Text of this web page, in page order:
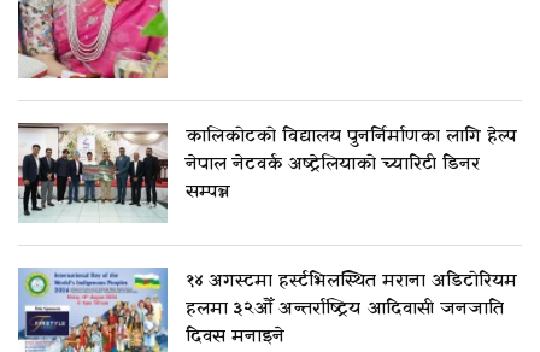
कालिकोटको विद्यालय पुनर्निर्माणका लागि हेल्प
नेपाल नेटवर्क अष्ट्रेलियाको च्यारिटी डिनर
सम्पन्न
१४ अगस्टमा हर्स्टभिलस्थित मराना अडिटोरियम
हलमा ३२औँ अन्तर्राष्ट्रिय आदिवासी जनजाति
दिवस मनाइने